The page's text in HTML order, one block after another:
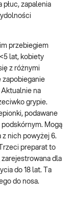
płuc, zapalenia
przebiegiem
lat, kobiety
z różnymi
zapobieganie
Aktualnie na
grypie.
podawane
Mogą
z nich powyżej 6.
preparat to
zarejestrowana dla
do 18 lat. Ta
do nosa.